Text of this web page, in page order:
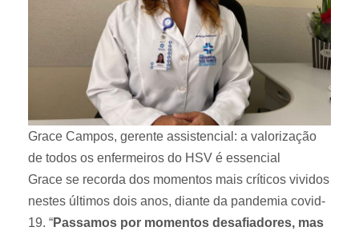
Grace Campos, gerente assistencial: a valorização
de todos os enfermeiros do HSV é essencial
Grace se recorda dos momentos mais críticos vividos
nestes últimos dois anos, diante da pandemia covid-
19. “Passamos por momentos desafiadores, mas